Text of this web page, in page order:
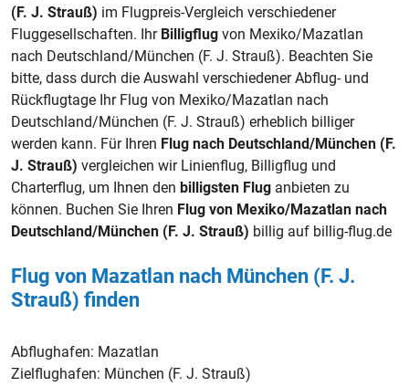
(F. J. Strauß) im Flugpreis-Vergleich verschiedener
Fluggesellschaften. Ihr Billigflug von Mexiko/Mazatlan
nach Deutschland/München (F. J. Strauß). Beachten Sie
bitte, dass durch die Auswahl verschiedener Abflug- und
Rückflugtage Ihr Flug von Mexiko/Mazatlan nach
Deutschland/München (F. J. Strauß) erheblich billiger
werden kann. Für Ihren Flug nach Deutschland/München (F.
J. Strauß) vergleichen wir Linienflug, Billigflug und
Charterflug, um Ihnen den billigsten Flug anbieten zu
können. Buchen Sie Ihren Flug von Mexiko/Mazatlan nach
Deutschland/München (F. J. Strauß) billig auf billig-flug.de
Flug von Mazatlan nach München (F. J.
Strauß) finden
Abflughafen: Mazatlan
Zielflughafen: München (F. J. Strauß)